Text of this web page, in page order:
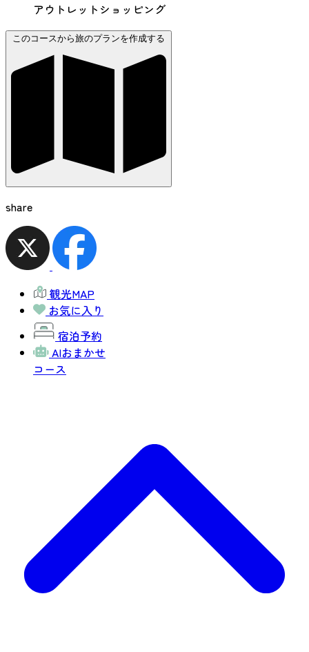
アウトレットショッピング
このコースから旅のプランを作成する
share
観光MAP
お気に入り
宿泊予約
AIおまかせ
コース